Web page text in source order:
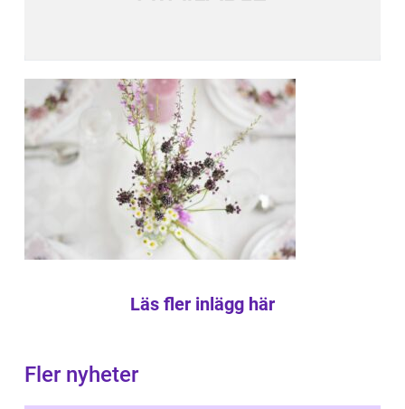
Läs fler inlägg här
Fler nyheter